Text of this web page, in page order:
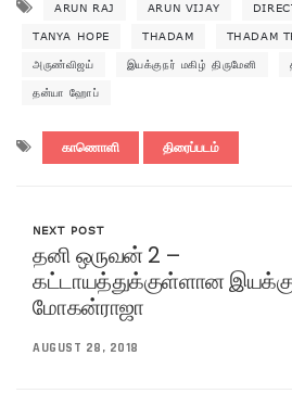
ARUN RAJ ARUN VIJAY
TANYA HOPE THADAM THADAM
அருண்விஜய் இயக்குநர் மகிழ் திருமேனி
தன்யா ஹோப்
காணொளி திரைப்படம்
NEXT POST
தனி ஒருவன் 2 –
கட்டாயத்துக்குள்ளான
மோகன்ராஜா
AUGUST 28, 2018